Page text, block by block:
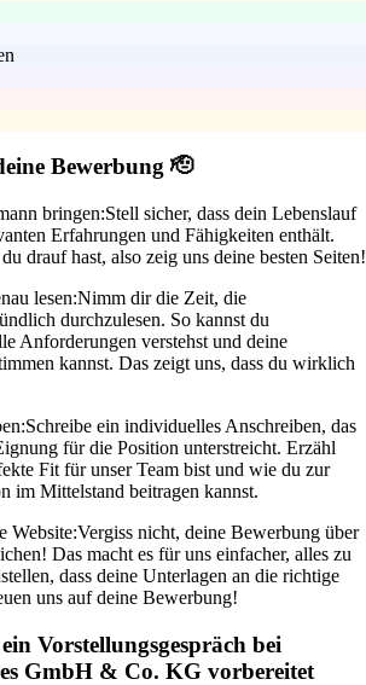
Bewerbung 🫡
bringen:Stell sicher, dass dein Lebenslauf
Erfahrungen und Fähigkeiten enthält.
drauf hast, also zeig uns deine besten Seiten!
lesen:Nimm dir die Zeit, die
durchzulesen. So kannst du
Anforderungen verstehst und deine
kannst. Das zeigt uns, dass du wirklich
Schreibe ein individuelles Anschreiben, das
für die Position unterstreicht. Erzähl
Fit für unser Team bist und wie du zur
im Mittelstand beitragen kannst.
Website:Vergiss nicht, deine Bewerbung über
Das macht es für uns einfacher, alles zu
dass deine Unterlagen an die richtige
uns auf deine Bewerbung!
Vorstellungsgespräch bei
GmbH & Co. KG vorbereitet